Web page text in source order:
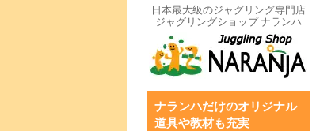
日本最大級のジャグリング専門店
ジャグリングショップ ナランハ
ナランハだけのオリジナル
道具や教材も充実